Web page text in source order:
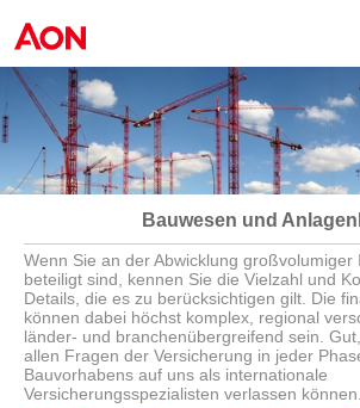
Bauwesen und
Wenn Sie an der Abwicklung großvolumiger
beteiligt sind, kennen Sie die Vielzahl und
Details, die es zu berücksichtigen gilt. Die
können dabei höchst komplex, regional
länder- und branchenübergreifend sein.
allen Fragen der Versicherung in jeder
Bauvorhabens auf uns als internationale
Versicherungsspezialisten verlassen können.